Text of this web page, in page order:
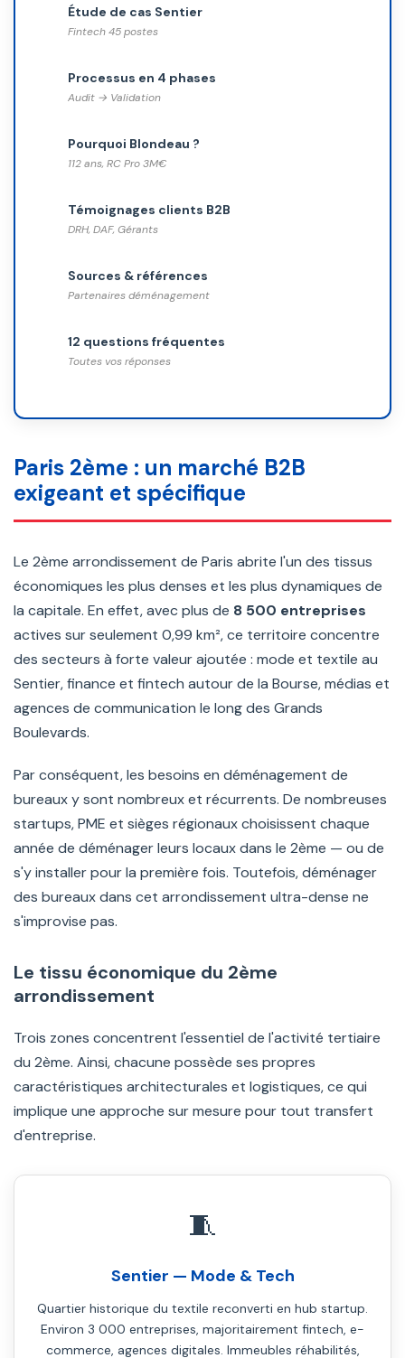
Étude de cas Sentier
Fintech 45 postes
Processus en 4 phases
Audit → Validation
Pourquoi Blondeau ?
112 ans, RC Pro 3M€
Témoignages clients B2B
DRH, DAF, Gérants
Sources & références
Partenaires déménagement
12 questions fréquentes
Toutes vos réponses
Paris 2ème : un marché B2B
exigeant et spécifique
Le 2ème arrondissement de Paris abrite l'un des tissus
économiques les plus denses et les plus dynamiques de
la capitale. En effet, avec plus de 8 500 entreprises
actives sur seulement 0,99 km², ce territoire concentre
des secteurs à forte valeur ajoutée : mode et textile au
Sentier, finance et fintech autour de la Bourse, médias et
agences de communication le long des Grands
Boulevards.
Par conséquent, les besoins en déménagement de
bureaux y sont nombreux et récurrents. De nombreuses
startups, PME et sièges régionaux choisissent chaque
année de déménager leurs locaux dans le 2ème — ou de
s'y installer pour la première fois. Toutefois, déménager
des bureaux dans cet arrondissement ultra-dense ne
s'improvise pas.
Le tissu économique du 2ème
arrondissement
Trois zones concentrent l'essentiel de l'activité tertiaire
du 2ème. Ainsi, chacune possède ses propres
caractéristiques architecturales et logistiques, ce qui
implique une approche sur mesure pour tout transfert
d'entreprise.
🧵
Sentier — Mode & Tech
Quartier historique du textile reconverti en hub startup.
Environ 3 000 entreprises, majoritairement fintech, e-
commerce, agences digitales. Immeubles réhabilités,